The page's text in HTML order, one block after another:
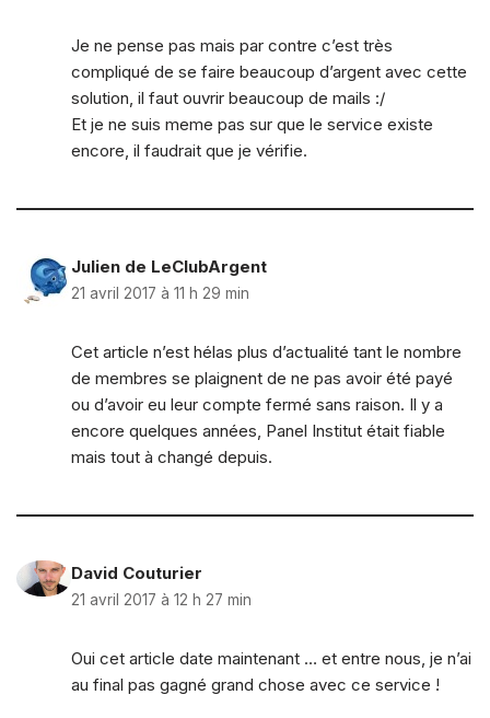
Je ne pense pas mais par contre c’est très
compliqué de se faire beaucoup d’argent avec cette
solution, il faut ouvrir beaucoup de mails :/
Et je ne suis meme pas sur que le service existe
encore, il faudrait que je vérifie.
Julien de LeClubArgent
21 avril 2017 à 11 h 29 min
Cet article n’est hélas plus d’actualité tant le nombre
de membres se plaignent de ne pas avoir été payé
ou d’avoir eu leur compte fermé sans raison. Il y a
encore quelques années, Panel Institut était fiable
mais tout à changé depuis.
David Couturier
21 avril 2017 à 12 h 27 min
Oui cet article date maintenant … et entre nous, je n’ai
au final pas gagné grand chose avec ce service !